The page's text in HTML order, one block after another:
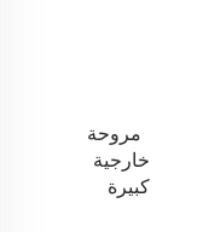
مروحة
خارجية
كبيرة